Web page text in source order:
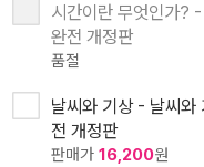
시간이란 무엇인가?
완전 개정판
품절
날씨와 기상 - 날씨와
전 개정판
판매가 16,200원